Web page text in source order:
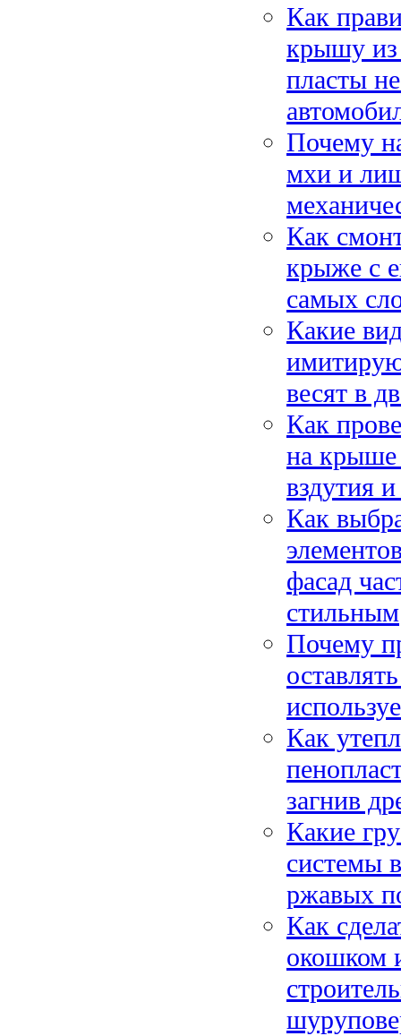
Как
крышу из
пласты
Почему
мхи и
Как
крыже с
самых
Какие
весят в
Как
на крыше
вздутия
Как
фасад
стильным
Почему
Как
загнив
Какие
системы
ржавых
Как
окошком